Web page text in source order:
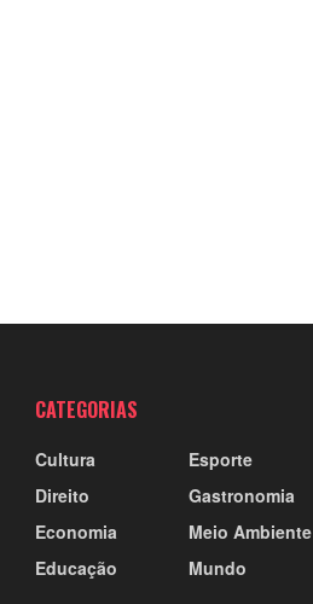
CATEGORIAS
Cultura
Direito
Economia
Educação
Esporte
Gastronomia
Meio Ambiente
Mundo